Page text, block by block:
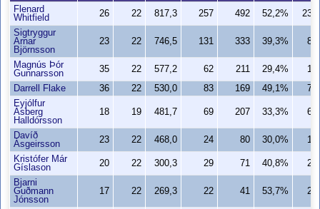
Flenard
Whitfield
26 22 817,3 257 492 52,2%
230
Sigtryggur
Arnar
Björnsson
23 22 746,5 131 333 39,3% 81
Magnús Þór
Gunnarsson
35 22 577,2 62 211 29,4%
18
Darrell Flake
36 22 530,0 83 169 49,1%
78
Eyjólfur
Ásberg
Halldórsson
18 19 481,7 69 207 33,3% 65
Davíð
Ásgeirsson
23 22 468,0 24 80 30,0%
10
Kristófer Már
Gíslason
20 22 300,3 29 71 40,8%
27
Bjarni
Guðmann
Jónsson
17 22 269,3 22 41 53,7% 21